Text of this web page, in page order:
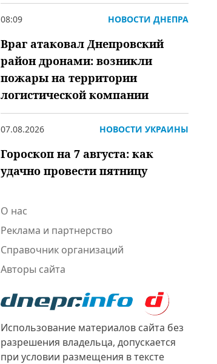
08:09 НОВОСТИ ДНЕПРА
Враг атаковал Днепровский
район дронами: возникли
пожары на территории
логистической компании
07.08.2026 НОВОСТИ УКРАИНЫ
Гороскоп на 7 августа: как
удачно провести пятницу
О нас
Реклама и партнерство
Справочник организаций
Авторы сайта
Использование материалов сайта без
разрешения владельца, допускается
при условии размещения в тексте